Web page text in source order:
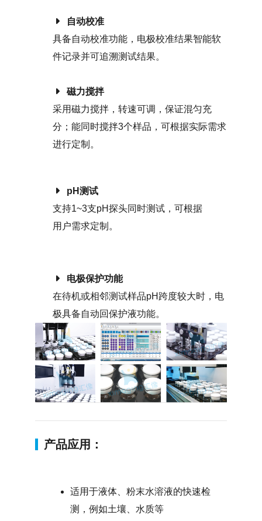
自动校准
具备自动校准功能，电极校准结果智能软
件记录并可追溯测试结果。
磁力搅拌
采用磁力搅拌，转速可调，保证混匀充
分；能同时搅拌3个样品，可根据实际需求
进行定制。
pH测试
支持1~3支pH探头同时测试，可根据
用户需求定制。
电极保护功能
在待机或相邻测试样品pH跨度较大时，电
极具备自动回保护液功能。
产品应用：
适用于液体、粉末水溶液的快速检
测，例如土壤、水质等